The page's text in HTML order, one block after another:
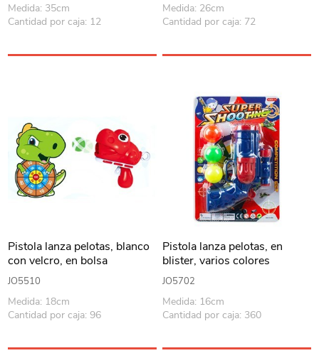
Medida: 35cm
Cantidad por caja: 12
Medida: 26cm
Cantidad por caja: 72
Pistola lanza pelotas, blanco
con velcro, en bolsa
JO5510
Medida: 18cm
Cantidad por caja: 96
Pistola lanza pelotas, en
blister, varios colores
JO5702
Medida: 16cm
Cantidad por caja: 360